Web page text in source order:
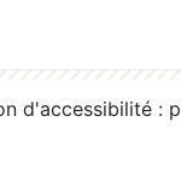
d'accessibilité :